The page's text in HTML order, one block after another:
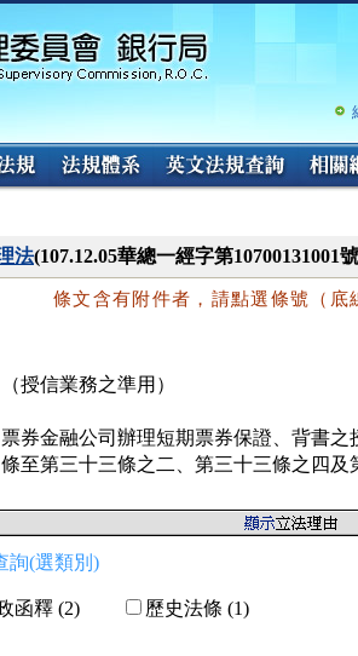
跳
容
法(107.12.05華總一經字第10700131001
條文含有附件者，請點選條號（底
（授信業務之準用）
票券金融公司辦理短期票券保證、背書
條至第三十三條之二、第三十三條之四及
詢(選類別)
函釋 (2) 歷史法條 (1)